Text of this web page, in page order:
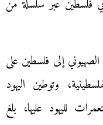
فلسطين عبر سلسلة من
إلى فلسطين على
وتوطين اليهود
لليهود عليها، بلغ